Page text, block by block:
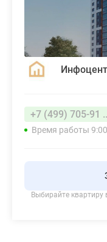
+7 (499) 705-91
Время работы
Выбирайте квартиру